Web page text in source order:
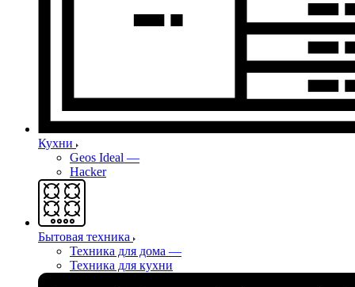
Кухни
Geos Ideal —
Hacker
Бытовая техника
Техника для дома —
Техника для кухни